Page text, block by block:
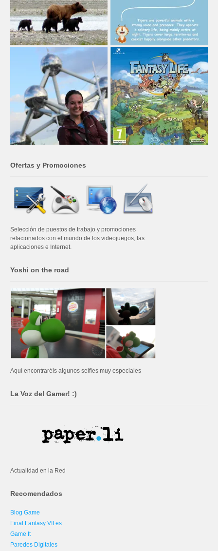
Ofertas y Promociones
Selección de puestos de trabajo y promociones
relacionados con el mundo de los videojuegos, las
aplicaciones e Internet.
Yoshi on the road
Aquí encontraréis algunos selfies muy especiales
La Voz del Gamer! :)
Actualidad en la Red
Recomendados
Blog Game
Final Fantasy VII es
Game It
Paredes Digitales